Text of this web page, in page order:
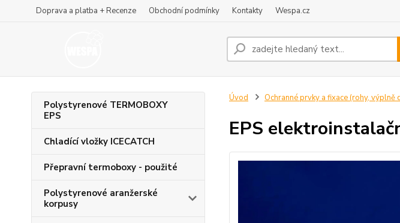
Doprava a platba + Recenze Obchodní podmínky Kontakty Wespa.cz
Polystyrenové TERMOBOXY
EPS
Chladící vložky ICECATCH
Přepravní termoboxy - použité
Polystyrenové aranžerské
korpusy
Úvod Ochranné prvky a fixace (rohy, výplně
EPS